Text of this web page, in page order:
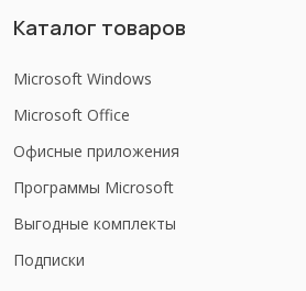
Каталог товаров
Microsoft Windows
Microsoft Office
Офисные приложения
Программы Microsoft
Выгодные комплекты
Подписки